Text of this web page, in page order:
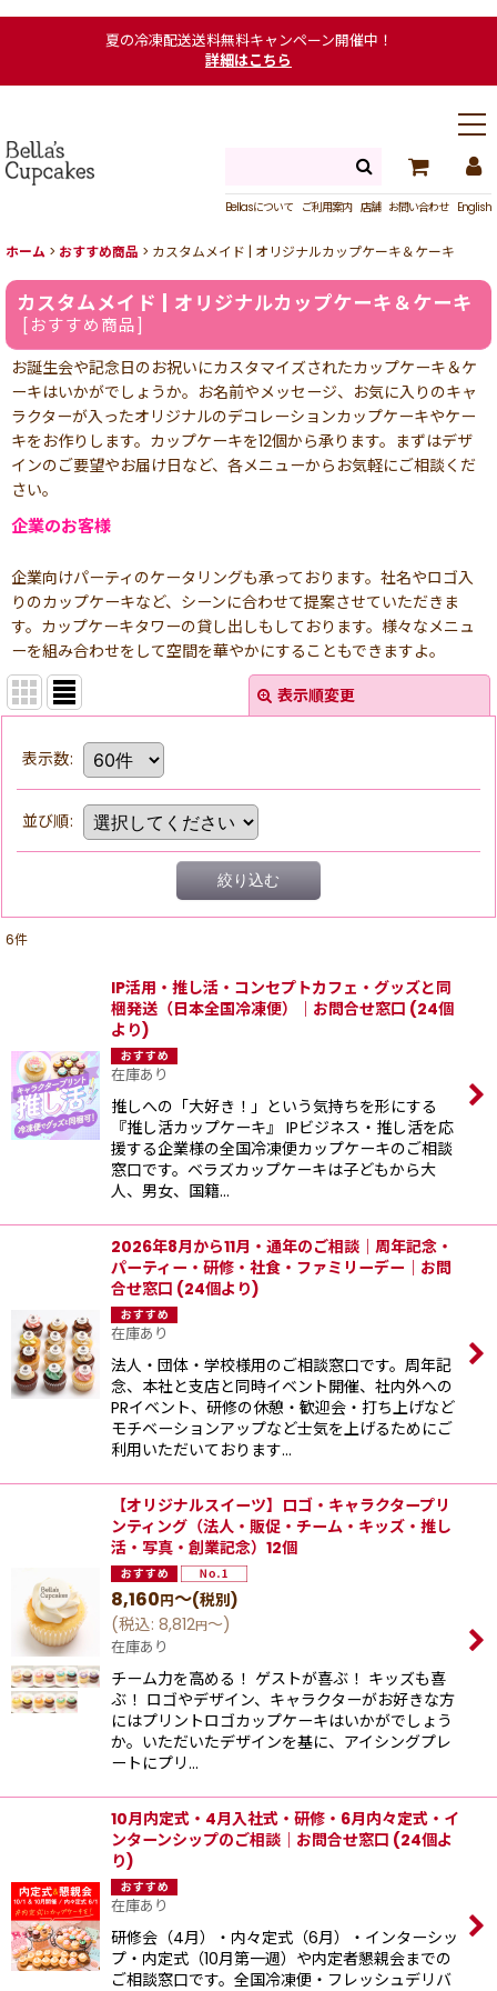
夏の冷凍配送送料無料キャンペーン開催中！
詳細はこちら
Bellasについて ご利用案内 店舗 お問い合わせ English
ホーム > おすすめ商品 > カスタムメイド | オリジナルカップケーキ＆ケーキ
カスタムメイド | オリジナルカップケーキ＆ケーキ
おすすめ商品
お誕生会や記念日のお祝いにカスタマイズされたカップケーキ＆ケ
ーキはいかがでしょうか。お名前やメッセージ、お気に入りのキャ
ラクターが入ったオリジナルのデコレーションカップケーキやケー
キをお作りします。カップケーキを12個から承ります。まずはデザ
インのご要望やお届け日など、各メニューからお気軽にご相談くだ
さい。
企業のお客様
企業向けパーティのケータリングも承っております。社名やロゴ入
りのカップケーキなど、シーンに合わせて提案させていただきま
す。カップケーキタワーの貸し出しもしております。様々なメニュ
ーを組み合わせをして空間を華やかにすることもできますよ。
表示順変更
表示数:
並び順:
絞り込む
6件
IP活用・推し活・コンセプトカフェ・グッズと同
梱発送（日本全国冷凍便）｜お問合せ窓口 (24個
より)
在庫あり
推しへの「大好き！」という気持ちを形にする
『推し活カップケーキ』 IPビジネス・推し活を応
援する企業様の全国冷凍便カップケーキのご相談
窓口です。ベラズカップケーキは子どもから大
人、男女、国籍…
2026年8月から11月・通年のご相談｜周年記念・
パーティー・研修・社食・ファミリーデー｜お問
合せ窓口 (24個より)
在庫あり
法人・団体・学校様用のご相談窓口です。周年記
念、本社と支店と同時イベント開催、社内外への
PRイベント、研修の休憩・歓迎会・打ち上げなど
モチベーションアップなど士気を上げるためにご
利用いただいております…
【オリジナルスイーツ】ロゴ・キャラクタープリ
ンティング（法人・販促・チーム・キッズ・推し
活・写真・創業記念）12個
8,160円～(税別)
(税込: 8,812円～)
在庫あり
チーム力を高める！ ゲストが喜ぶ！ キッズも喜
ぶ！ ロゴやデザイン、キャラクターがお好きな方
にはプリントロゴカップケーキはいかがでしょう
か。いただいたデザインを基に、アイシングプレ
ートにプリ…
10月内定式・4月入社式・研修・6月内々定式・イ
ンターンシップのご相談｜お問合せ窓口 (24個よ
り)
在庫あり
研修会（4月）・内々定式（6月）・インターシッ
プ・内定式（10月第一週）や内定者懇親会までの
ご相談窓口です。全国冷凍便・フレッシュデリバ